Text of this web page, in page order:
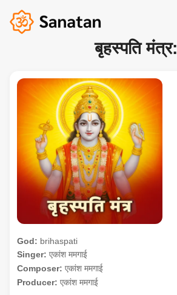
बृहस्पति मंत्र:
God: brihaspati
Singer: एकांश ममगाई
Composer: एकांश ममगाई
Producer: एकांश ममगाई